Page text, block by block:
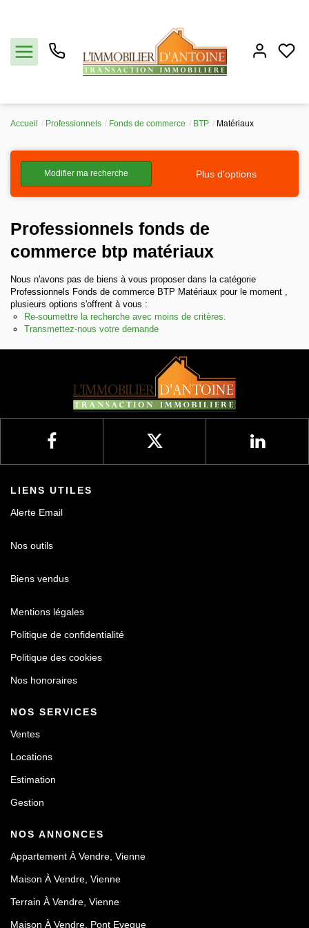
Vendre
Estimation
Notre agence
Partenaires
Accueil Professionnels Fonds de commerce BTP Matériaux
Modifier ma recherche Plus d'options
Professionnels fonds de
commerce btp matériaux
Nous n'avons pas de biens à vous proposer dans la catégorie
Professionnels Fonds de commerce BTP Matériaux pour le moment ,
plusieurs options s'offrent à vous :
Re-soumettre la recherche avec moins de critères.
Transmettez-nous votre demande
LIENS UTILES
Alerte Email
Nos outils
Biens vendus
Mentions légales
Politique de confidentialité
Politique des cookies
Nos honoraires
NOS SERVICES
Ventes
Locations
Estimation
Gestion
NOS ANNONCES
Appartement À Vendre, Vienne
Maison À Vendre, Vienne
Terrain À Vendre, Vienne
Maison À Vendre, Pont Eveque